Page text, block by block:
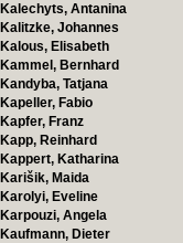
Kalechyts, Antanina
Kalitzke, Johannes
Kalous, Elisabeth
Kammel, Bernhard
Kandyba, Tatjana
Kapeller, Fabio
Kapfer, Franz
Kapp, Reinhard
Kappert, Katharina
Karišik, Maida
Karolyi, Eveline
Karpouzi, Angela
Kaufmann, Dieter